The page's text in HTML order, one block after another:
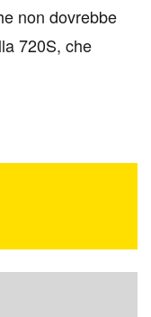
non dovrebbe
720S, che